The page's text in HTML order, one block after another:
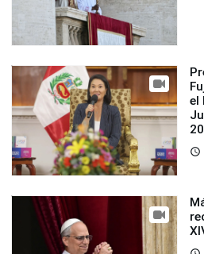
el
access_time